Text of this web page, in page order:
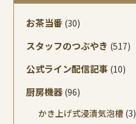
お茶当番 (30)
スタッフのつぶやき (517)
公式ライン配信記事 (10)
厨房機器 (96)
かき上げ式浸漬気泡槽 (3)